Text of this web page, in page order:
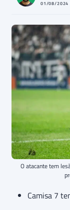
01/08/2024
O atacante tem
Camisa 7